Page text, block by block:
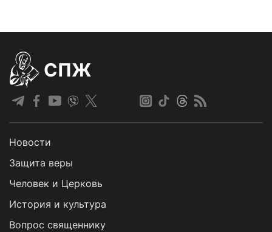
СПЖ
Новости
Защита веры
Человек и Церковь
История и культура
Вопрос священнику